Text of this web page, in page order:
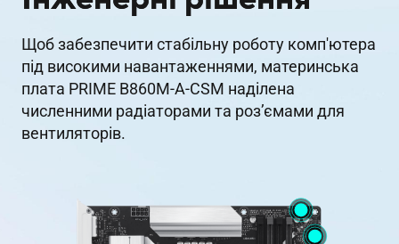
Щоб забезпечити стабільну роботу комп'ютера
під високими навантаженнями, материнська
плата PRIME B860M-A-CSM наділена
численними радіаторами та роз’ємами для
вентиляторів.